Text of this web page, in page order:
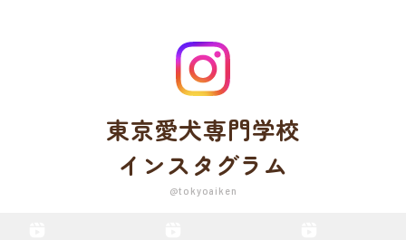
東京愛犬専門学校
インスタグラム
@tokyoaiken